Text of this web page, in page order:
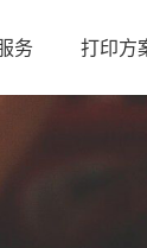
务 打印方